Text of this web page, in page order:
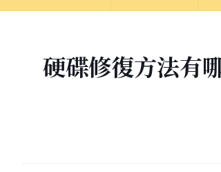
硬碟修復方法有